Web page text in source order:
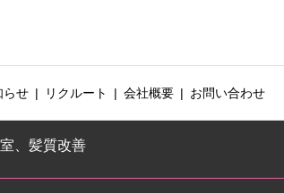
らせ リクルート 会社概要 お問い合わせ
、髪質改善